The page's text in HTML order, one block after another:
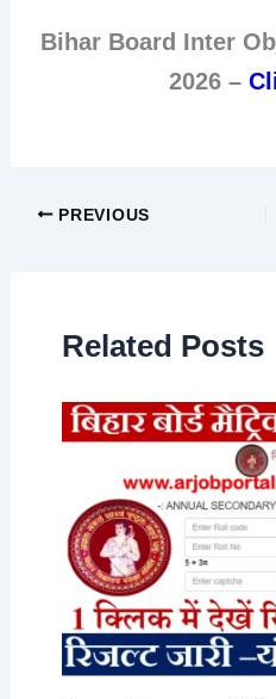
Bihar Board Inter
2026 –
PREVIOUS
Related Posts